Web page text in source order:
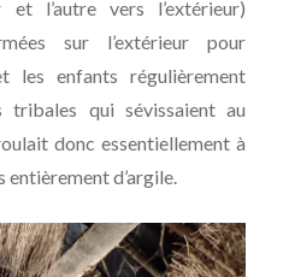
et l’autre vers l’extérieur)
sur l’extérieur pour
les enfants régulièrement
tribales qui sévissaient au
donc essentiellement à
entièrement d’argile.